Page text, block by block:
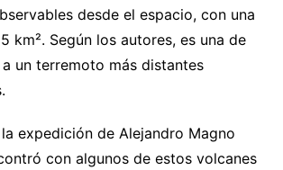
desde el espacio, con una
km². Según los autores, es una de
un terremoto más distantes
expedición de Alejandro Magno
con algunos de estos volcanes